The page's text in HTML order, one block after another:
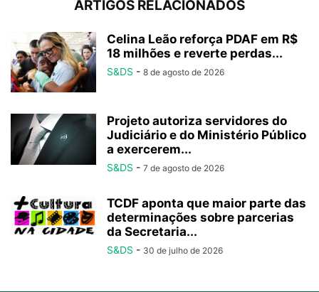
ARTIGOS RELACIONADOS
Celina Leão reforça PDAF em R$
18 milhões e reverte perdas...
S&DS - 8 de agosto de 2026
Projeto autoriza servidores do
Judiciário e do Ministério Público
a exercerem...
S&DS - 7 de agosto de 2026
TCDF aponta que maior parte das
determinações sobre parcerias
da Secretaria...
S&DS - 30 de julho de 2026